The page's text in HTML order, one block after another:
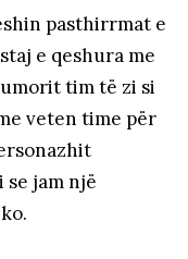
pasthirrmat e
e qeshura me
tim të zi si
veten time për
se jam një